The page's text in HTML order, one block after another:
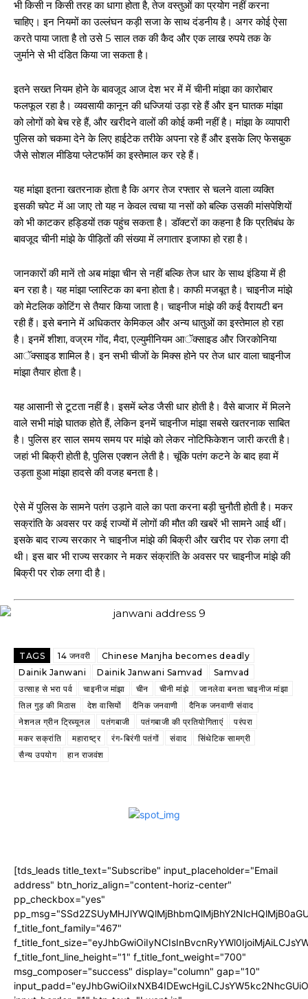
भी किसी न किसी तरह का धागा होता है, तेज वस्तुओं का प्रयोग नहीं करना
चाहिए। इन नियमों का उल्लंघन कड़ी सजा के साथ दंडनीय है। अगर कोई ऐसा
करते पाया जाता है तो उसे 5 साल तक की कैद और एक लाख रुपये तक के
जुर्माने से भी दंडित किया जा सकता है।
इतने सख्त नियम होने के बावजूद आज देश भर में में चीनी मांझा का कारोबार
फलफूल रहा है। व्यवसायी कानून की धज्जियां उड़ा रहे हैं और इन घातक मांझा
को लोगों को बेच रहे हैं, और खरीदने वालों की कोई कमी नहीं है। मांझा के व्यापारी
पुलिस को चकमा देने के लिए हाईटेक तरीके अपना रहे हैं और इसके लिए फेसबुक
जैसे सोशल मीडिया प्लेटफॉर्म का इस्तेमाल कर रहे हैं।
यह मांझा इतना खतरनाक होता है कि अगर तेज रफ्तार से चलने वाला व्यक्ति
इसकी चपेट में आ जाए तो यह न केवल त्वचा या नसों को बल्कि उसकी मांसपेशियों
को भी काटकर हड्डियों तक पहुंच सकता है। डॉक्टरों का कहना है कि प्रतिबंध के
बावजूद चीनी मांझे के पीड़ितों की संख्या में लगातार इजाफा हो रहा है।
जानकारों की मानें तो अब मांझा चीन से नहीं बल्कि तेज धार के साथ इंडिया में ही
बन रहा है। यह मांझा प्लास्टिक का बना होता है। काफी मजबूत है। चाइनीज मांझे
को मेटलिक कोटिंग से तैयार किया जाता है। चाइनीज मांझे की कई वैरायटी बन
रही हैं। इसे बनाने में अधिकतर केमिकल और अन्य धातुओं का इस्तेमाल हो रहा
है। इनमें शीशा, वज्रम गोंद, मैदा, एल्युमीनियम आॅक्साइड और जिरकोनिया
आॅक्साइड शामिल है। इन सभी चीजों के मिक्स होने पर तेज धार वाला चाइनीज
मांझा तैयार होता है।
यह आसानी से टूटता नहीं है। इसमें ब्लेड जैसी धार होती है। वैसे बाजार में मिलने
वाले सभी मांझे घातक होते हैं, लेकिन इनमें चाइनीज मांझा सबसे खतरनाक साबित
है। पुलिस हर साल समय समय पर मांझे को लेकर नोटिफिकेशन जारी करती है।
जहां भी बिक्री होती है, पुलिस एक्शन लेती है। चूंकि पतंग कटने के बाद हवा में
उड़ता हुआ मांझा हादसे की वजह बनता है।
ऐसे में पुलिस के सामने पतंग उड़ाने वाले का पता करना बड़ी चुनौती होती है। मकर
सक्रांति के अवसर पर कई राज्यों में लोगों की मौत की खबरें भी सामने आई थीं।
इसके बाद राज्य सरकार ने चाइनीज मांझे की बिक्री और खरीद पर रोक लगा दी
थी। इस बार भी राज्य सरकार ने मकर संक्रांति के अवसर पर चाइनीज मांझे की
बिक्री पर रोक लगा दी है।
TAGS 14 जनवरी
Chinese Manjha becomes deadly
Dainik Janwani
Dainik Janwani Samvad
Samvad
उत्साह से भरा पर्व
चाइनीज मांझा चीन चीनी मांझे
जानलेवा बनता चाइनीज मांझा
तिल गुड़ की मिठास
देश वासियों दैनिक जनवाणी
दैनिक जनवाणी संवाद
नेशनल ग्रीन ट्रिब्यूनल
पतंगबाजी पतंगबाजी की प्रतियोगिताएं
परंपरा
मकर सक्रांति
महाराष्ट्र रंग-बिरंगी पतंगों संवाद
सिंथेटिक सामग्री
सैन्य उपयोग
हान राजवंश
[tds_leads title_text="Subscribe" input_placeholder="Email
address" btn_horiz_align="content-horiz-center"
pp_checkbox="yes"
f_title_font_family="467"
f_title_font_line_height="1" f_title_font_weight="700"
msg_composer="success" display="column" gap="10"